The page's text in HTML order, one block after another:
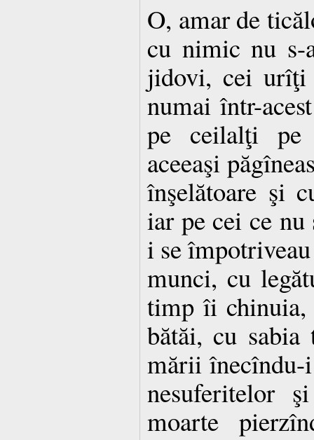
O, amar de
cu nimic nu s-
jidovi, cei urîţi
numai într-
pe ceilalţi
aceeaşi
înşelătoare şi
iar pe cei ce
i se
munci, cu
timp îi
bătăi, cu
mării
nesuferitelor
moarte